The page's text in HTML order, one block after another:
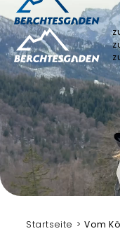
Startseite Vom